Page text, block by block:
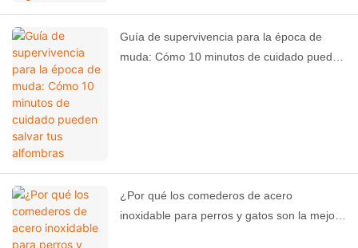
Guía de supervivencia para la época de
muda: Cómo 10 minutos de cuidado pueden
¿Por qué los comederos de acero
inoxidable para perros y gatos son la mejor